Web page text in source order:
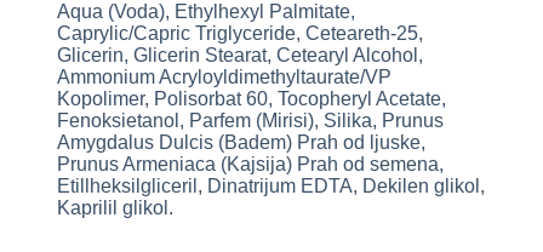
Aqua (Voda), Ethylhexyl Palmitate,
Caprylic/Capric Triglyceride, Ceteareth-25,
Glicerin, Glicerin Stearat, Cetearyl Alcohol,
Ammonium Acryloyldimethyltaurate/VP
Kopolimer, Polisorbat 60, Tocopheryl Acetate,
Fenoksietanol, Parfem (Mirisi), Silika, Prunus
Amygdalus Dulcis (Badem) Prah od ljuske,
Prunus Armeniaca (Kajsija) Prah od semena,
Etillheksilgliceril, Dinatrijum EDTA, Dekilen glikol,
Kaprilil glikol.